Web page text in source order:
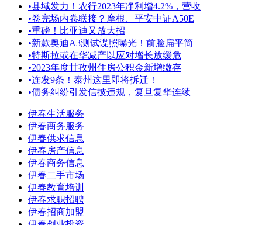
•县域发力！农行2023年净利增4.2%，营收
•卷完场内卷联接？摩根、平安中证A50E
•重磅！比亚迪又放大招
•新款奥迪A3测试谍照曝光！前脸扁平简
•特斯拉或在华减产以应对增长放缓危
•2023年度甘孜州住房公积金新增缴存
•连发9条！泰州这里即将拆迁！
•债务纠纷引发信披违规，复旦复华连续
伊春生活服务
伊春商务服务
伊春供求信息
伊春房产信息
伊春商务信息
伊春二手市场
伊春教育培训
伊春求职招聘
伊春招商加盟